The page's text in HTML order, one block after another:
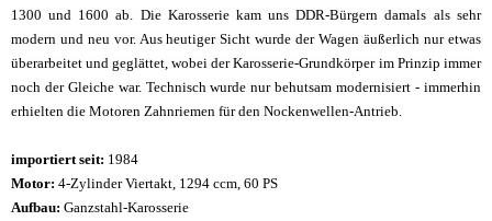
1300 und 1600 ab. Die Karosserie kam uns DDR-Bürgern damals als sehr
modern und neu vor. Aus heutiger Sicht wurde der Wagen äußerlich nur etwas
überarbeitet und geglättet, wobei der Karosserie-Grundkörper im Prinzip immer
noch der Gleiche war. Technisch wurde nur behutsam modernisiert - immerhin
erhielten die Motoren Zahnriemen für den Nockenwellen-Antrieb.
importiert seit: 1984
Motor: 4-Zylinder Viertakt, 1294 ccm, 60 PS
Aufbau: Ganzstahl-Karosserie